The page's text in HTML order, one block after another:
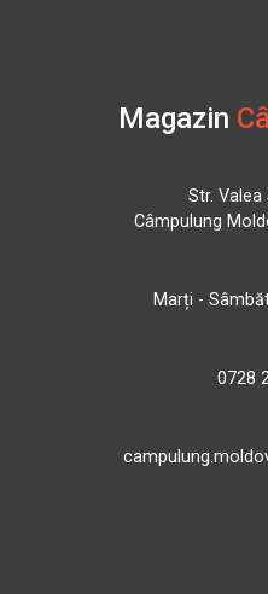
Magazin
Str. Valea
Câmpulung
Marți -
0728